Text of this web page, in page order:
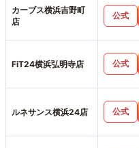
カーブス横浜吉野町
店
公式
FiT24横浜弘明寺店 公式
ルネサンス横浜24店 公式